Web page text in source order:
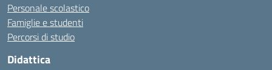
Personale scolastico
Famiglie e studenti
Percorsi di studio
Didattica